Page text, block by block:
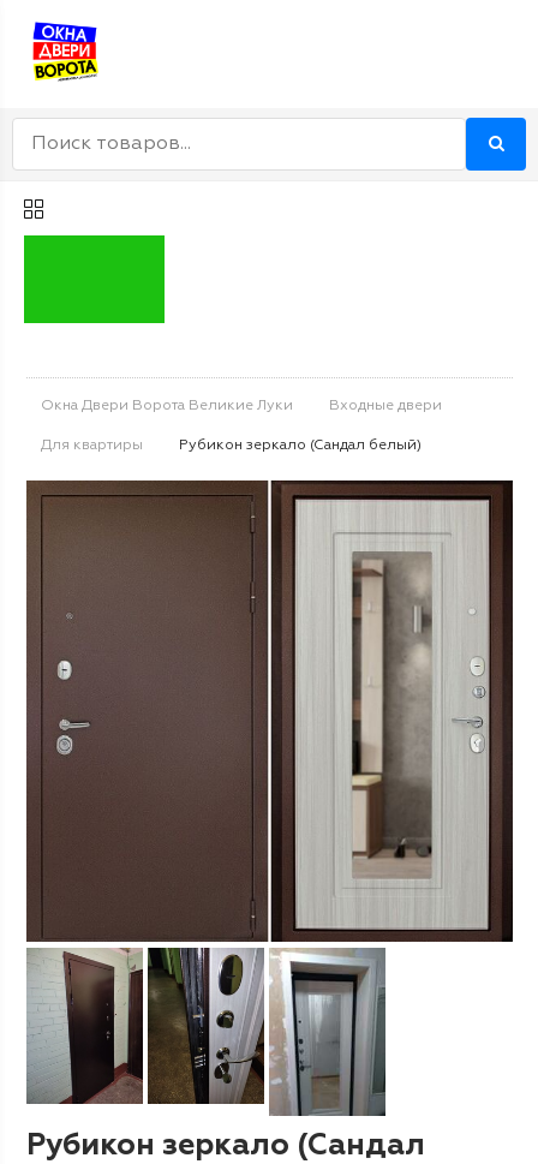
Окна Двери Ворота Великие Луки Входные двери
Для квартиры Рубикон зеркало (Сандал белый)
Рубикон зеркало (Сандал